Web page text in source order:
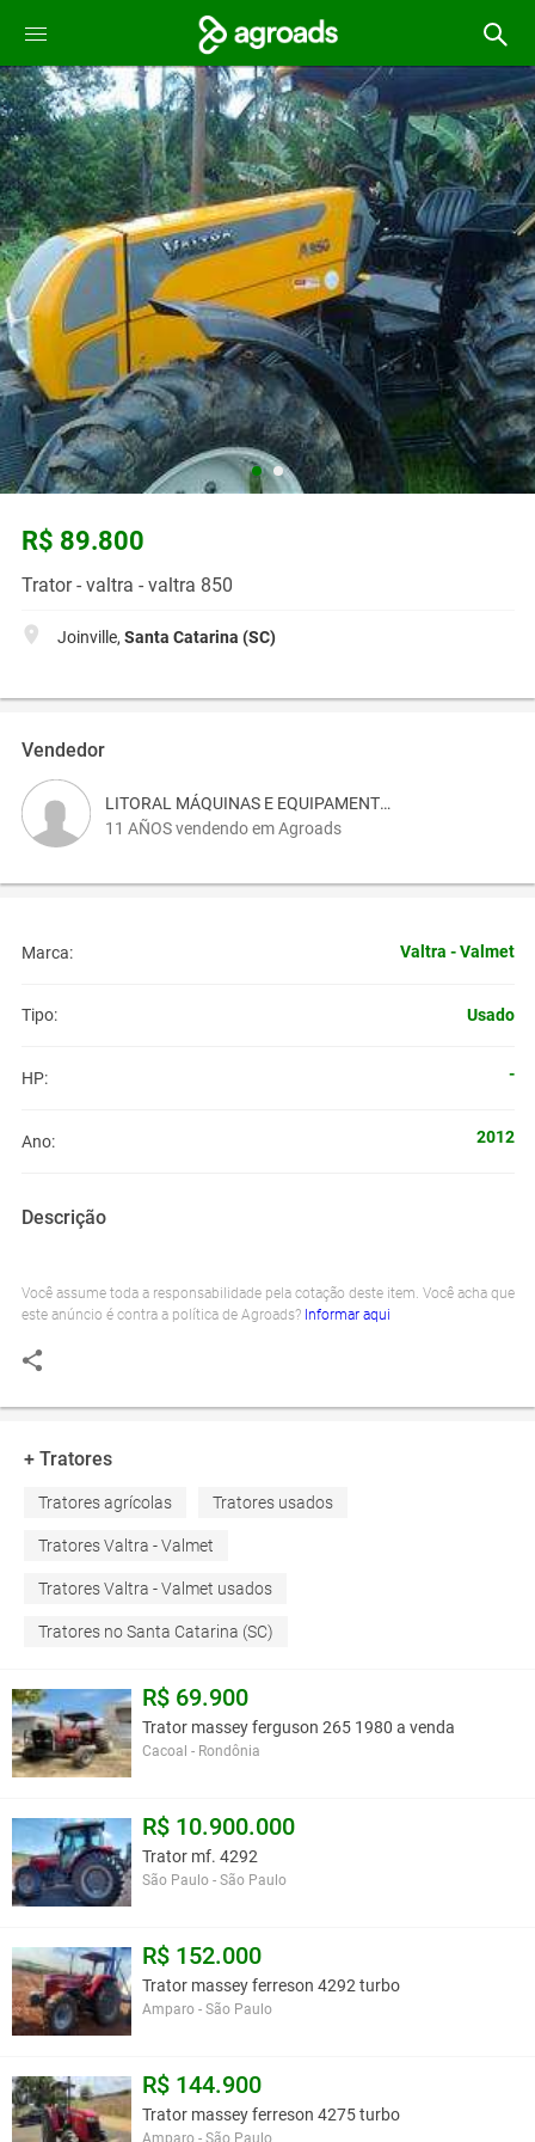
R$ 89.800
Trator - valtra - valtra 850
Joinville, Santa Catarina (SC)
Vendedor
LITORAL MÁQUINAS E EQUIPAMENTOS
11 AÑOS vendendo em Agroads
Marca: Valtra - Valmet
Tipo: Usado
HP: -
Ano: 2012
Descrição
Você assume toda a responsabilidade pela cotação deste item. Você acha que
este anúncio é contra a política de Agroads? Informar aqui
+ Tratores
Tratores agrícolas Tratores usados
Tratores Valtra - Valmet
Tratores Valtra - Valmet usados
Tratores no Santa Catarina (SC)
R$ 69.900
Trator massey ferguson 265 1980 a venda
Cacoal - Rondônia
R$ 10.900.000
Trator mf. 4292
São Paulo - São Paulo
R$ 152.000
Trator massey ferreson 4292 turbo
Amparo - São Paulo
R$ 144.900
Trator massey ferreson 4275 turbo
Amparo - São Paulo